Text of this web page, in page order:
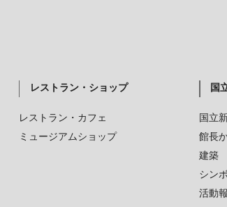
レストラン・ショップ
レストラン・カフェ
ミュージアムショップ
国
国立
館長
建築
シン
活動